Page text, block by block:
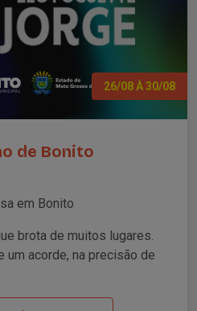
26/08 À 30/08
de Bonito
em Bonito
brota de muitos lugares.
um acorde, na precisão de